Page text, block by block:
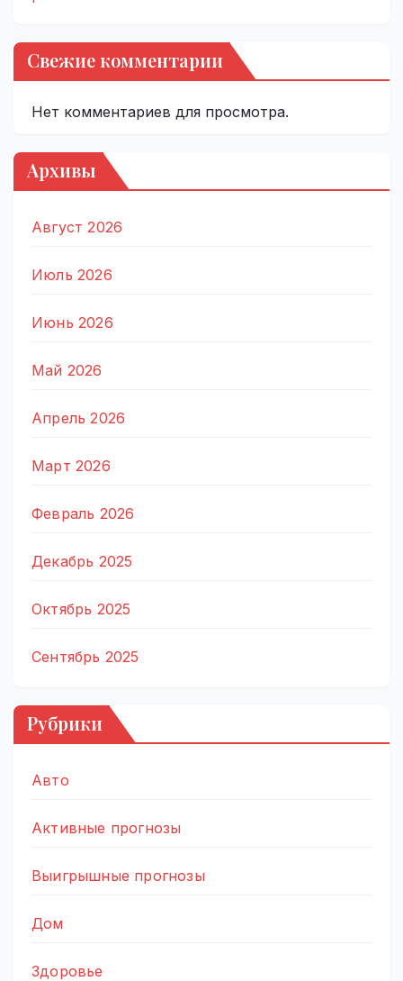
Свежие комментарии
Нет комментариев для просмотра.
Архивы
Август 2026
Июль 2026
Июнь 2026
Май 2026
Апрель 2026
Март 2026
Февраль 2026
Декабрь 2025
Октябрь 2025
Сентябрь 2025
Рубрики
Авто
Активные прогнозы
Выигрышные прогнозы
Дом
Здоровье